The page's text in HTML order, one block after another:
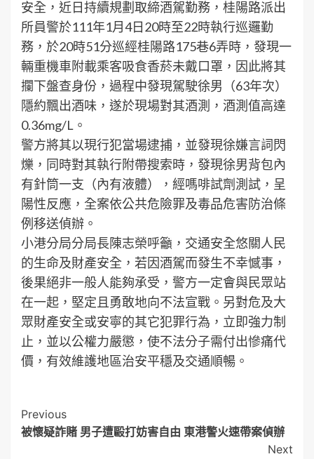
安全，近日持續規劃取締酒駕勤務，桂陽路派出
所員警於111年1月4日20時至22時執行巡邏勤
務，於20時51分巡經桂陽路175巷6弄時，發現一
輛重機車附載乘客吸食香菸未戴口罩，因此將其
攔下盤查身份，過程中發現駕駛徐男（63年次）
隱約飄出酒味，遂於現場對其酒測，酒測值高達
0.36mg/L。
警方將其以現行犯當場逮捕，並發現徐嫌言詞閃
爍，同時對其執行附帶搜索時，發現徐男背包內
有針筒一支（內有液體），經嗎啡試劑測試，呈
陽性反應，全案依公共危險罪及毒品危害防治條
例移送偵辦。
小港分局分局長陳志榮呼籲，交通安全悠關人民
的生命及財產安全，若因酒駕而發生不幸憾事，
後果絕非一般人能夠承受，警方一定會與民眾站
在一起，堅定且勇敢地向不法宣戰。另對危及大
眾財產安全或安寧的其它犯罪行為，立即強力制
止，並以公權力嚴懲，使不法分子需付出慘痛代
價，有效維護地區治安平穩及交通順暢。
Post
Navigation
Previous
被懷疑詐賭 男子遭毆打妨害自由 東港警火速帶案偵辦
Next